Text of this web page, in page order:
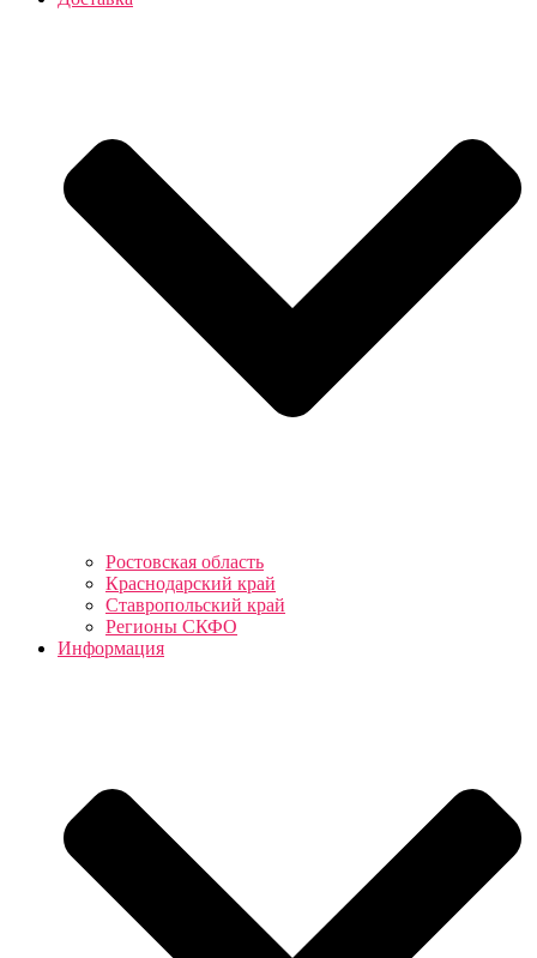
Ростовская область
Краснодарский край
Ставропольский край
Регионы СКФО
Информация